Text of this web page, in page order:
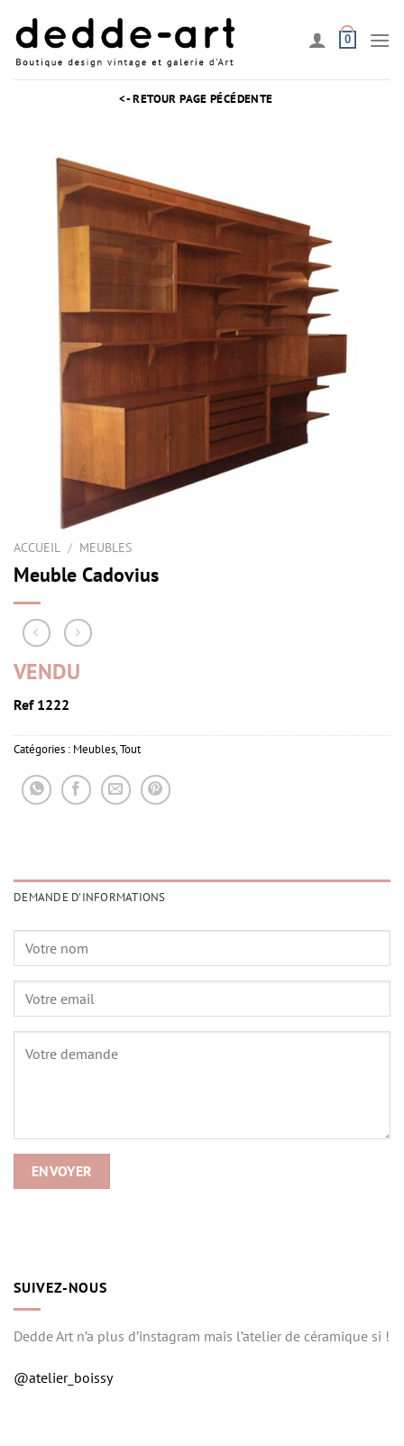
contenu
0
<- RETOUR PAGE PÉCÉDENTE
ACCUEIL / MEUBLES
Meuble Cadovius
VENDU
Ref 1222
Catégories : Meubles,Tout
DEMANDE D'INFORMATIONS
SUIVEZ-NOUS
Dedde Art n’a plus d’instagram mais l’atelier de céramique si !
@atelier_boissy